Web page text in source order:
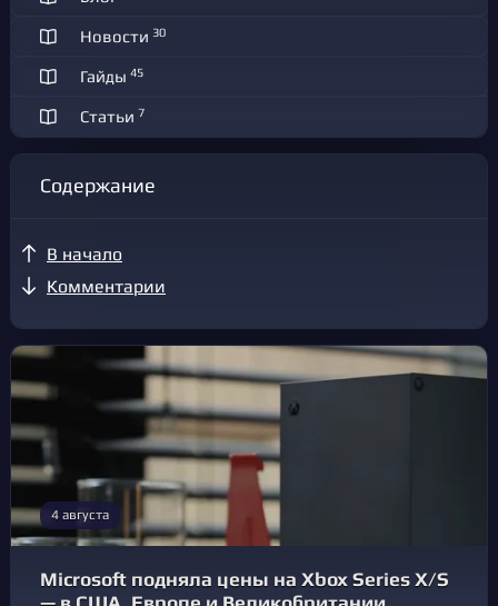
Новости 30
Гайды 45
Статьи 7
Содержание
В начало
Комментарии
4 августа
Microsoft подняла цены на Xbox Series X/S